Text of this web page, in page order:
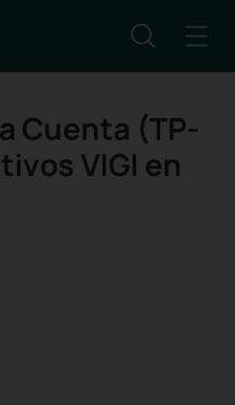
Cuenta (TP-
VIGI en